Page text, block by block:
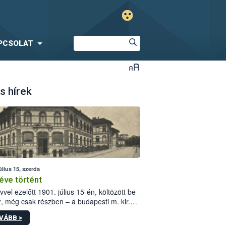
hírek
15, szerda
történt
ezelőtt 1901. július 15-én, költözött be
még csak részben – a budapesti m. kir.
állomás a Kis Rókus utca
alatti, Czigler Győző által tervezett új
>